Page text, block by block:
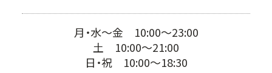
月・水～金 10:00～23:00
土 10:00～21:00
日・祝 10:00～18:30